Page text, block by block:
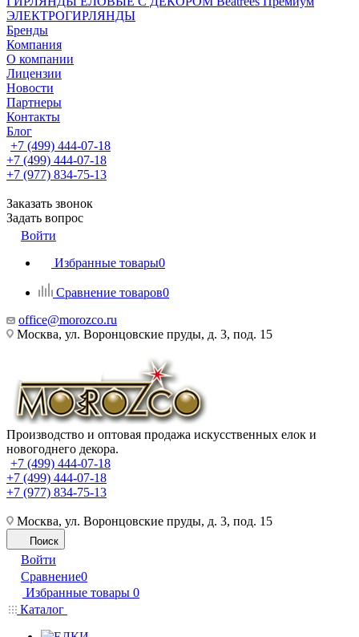
ЭЛЕКТРОГИРЛЯНДЫ
Бренды
Компания
О компании
Лицензии
Новости
Партнеры
Контакты
Блог
+7 (499) 444-07-18
+7 (499) 444-07-18
+7 (977) 834-75-13
Заказать звонок
Задать вопрос
Войти
Избранные товары0
Сравнение товаров0
office@morozco.ru
Москва, ул. Воронцовские пруды, д. 3, под. 15
Производство и оптовая продажа искусственных елок и
новогоднего декора.
+7 (499) 444-07-18
+7 (499) 444-07-18
+7 (977) 834-75-13
Москва, ул. Воронцовские пруды, д. 3, под. 15
Поиск
Войти
Сравнение0
Избранные товары 0
Каталог